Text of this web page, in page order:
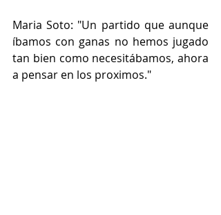
Maria Soto: "Un partido que aunque
íbamos con ganas no hemos jugado
tan bien como necesitábamos, ahora
a pensar en los proximos."